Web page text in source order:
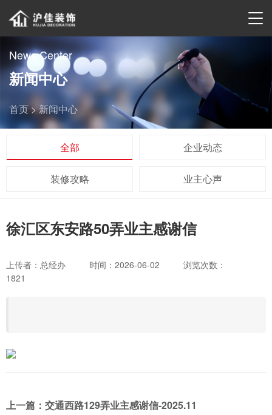
News Center
新闻中心
首页 >新闻中心
全部 企业动态
装修攻略 业主心声
徐汇区东安路50弄业主感谢信
上传者：总经办 时间：2026-06-02
浏览次数：
1821
上一篇：交通西路129弄业主感谢信-2025.11